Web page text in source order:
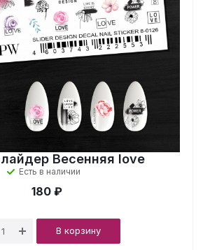
Весенняя love
Есть в наличии
180 ₽
В корзину